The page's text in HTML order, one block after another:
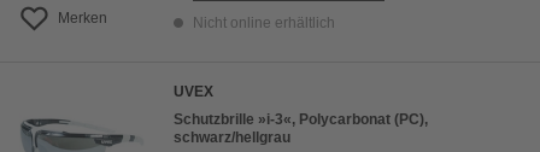
Merken Nicht online erhältlich
UVEX
Schutzbrille »i-3«, Polycarbonat (PC),
schwarz/hellgrau